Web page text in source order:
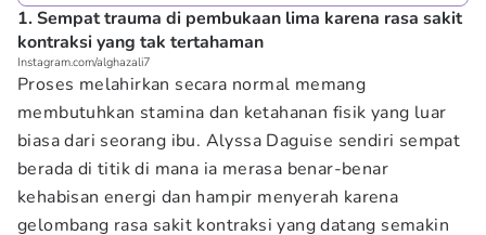
1. Sempat trauma di pembukaan lima karena rasa sakit
kontraksi yang tak tertahaman
Instagram.com/alghazali7
Proses melahirkan secara normal memang
membutuhkan stamina dan ketahanan fisik yang luar
biasa dari seorang ibu. Alyssa Daguise sendiri sempat
berada di titik di mana ia merasa benar-benar
kehabisan energi dan hampir menyerah karena
gelombang rasa sakit kontraksi yang datang semakin